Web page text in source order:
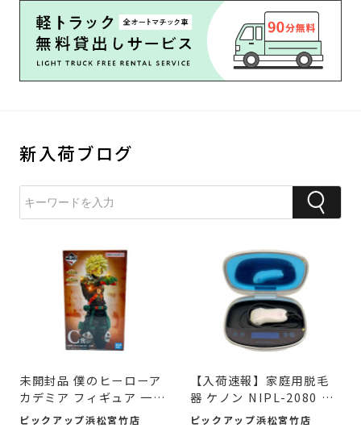
新入荷ブログ
未開封品 僕のヒーローア
カデミア フィギュア 一番
くじ C賞 ...
ピックアップ浜松宮竹店
【入荷速報】家庭用脱毛
器 ケノン NIPL-2080 V8.
0 2019年製を...
ピックアップ浜松宮竹店